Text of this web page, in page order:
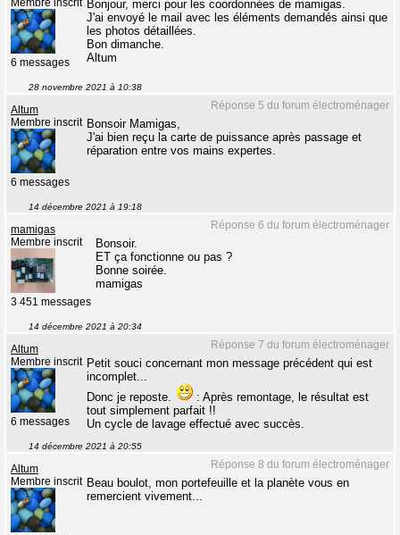
Membre inscrit
6 messages
Bonjour, merci pour les coordonnées de mamigas.
J'ai envoyé le mail avec les éléments demandés ainsi que
les photos détaillées.
Bon dimanche.
Altum
28 novembre 2021 à 10:38
Réponse 5 du forum électroménager
Altum
Membre inscrit
6 messages
Bonsoir Mamigas,
J'ai bien reçu la carte de puissance après passage et
réparation entre vos mains expertes.
14 décembre 2021 à 19:18
Réponse 6 du forum électroménager
mamigas
Membre inscrit
3 451 messages
Bonsoir.
ET ça fonctionne ou pas ?
Bonne soirée.
mamigas
14 décembre 2021 à 20:34
Réponse 7 du forum électroménager
Altum
Membre inscrit
6 messages
Petit souci concernant mon message précédent qui est
incomplet...
Donc je reposte.
: Après remontage, le résultat est
tout simplement parfait !!
Un cycle de lavage effectué avec succès.
14 décembre 2021 à 20:55
Réponse 8 du forum électroménager
Altum
Membre inscrit Beau boulot, mon portefeuille et la planète vous en
remercient vivement...